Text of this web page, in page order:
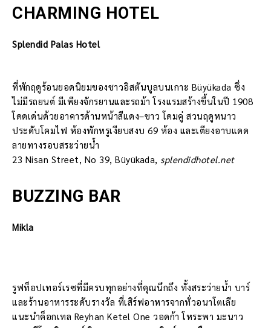
CHARMING HOTEL
Splendid Palas Hotel
ที่พักฤดูร้อนยอดนิยมของชาวอิสตันบูลบนเกาะ Büyükada ซึ่ง
ไม่มีรถยนต์ มีเพียงจักรยานและรถม้า โรงแรมสร้างขึ้นในปี 1908
โดดเด่นด้วยอาคารด้านหน้าสีแดง–ขาว โดมคู่ สวนฤดูหนาว
ประดับโคมไฟ ห้องพักหรูเงียบสงบ 69 ห้อง และเตียงอาบแดด
ลายทางรอบสระว่ายน้ำ
23 Nisan Street, No 39, Büyükada,
splendidhotel.net
BUZZING BAR
Mikla
รูฟท็อปเทอร์เรซที่มีครบทุกอย่างที่คุณนึกถึง ทั้งสระว่ายน้ำ บาร์
และร้านอาหารระดับรางวัล ที่เสิร์ฟอาหารจากทั่วอนาโตเลีย
แนะนำค็อกเทล Reyhan Ketel One วอดก้า โหระพา มะนาว